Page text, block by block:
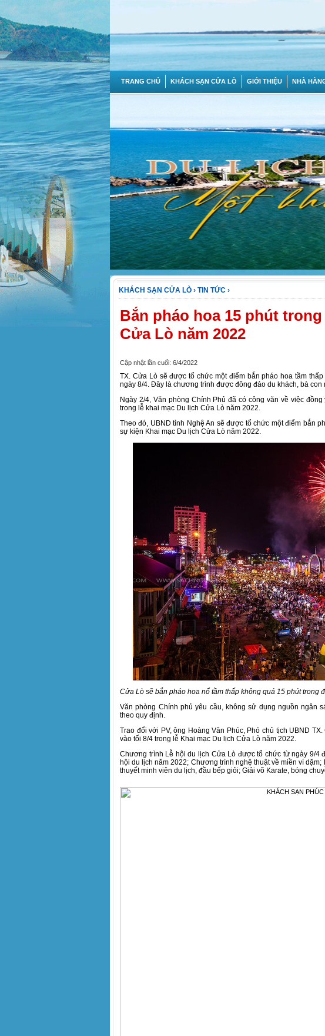
TRANG CHỦ KHÁCH SẠN CỬA LÒ GIỚI THIỆU NHÀ
KHÁCH SẠN CỬA LÒ › TIN TỨC ›
Bắn pháo hoa 15 phút
Cửa Lò năm 2022
Cập nhật lần cuối: 6/4/2022
TX. Cửa Lò sẽ được tổ chức một điểm bắn pháo hoa tầm
ngày 8/4. Đây là chương trình được đông đảo du khách, bà con
Ngày 2/4, Văn phòng Chính Phủ đã có công văn về việc
trong lễ khai mạc Du lịch Cửa Lò năm 2022.
Theo đó, UBND tỉnh Nghệ An sẽ được tổ chức một điểm bắn
sự kiện Khai mạc Du lịch Cửa Lò năm 2022.
Cửa Lò sẽ bắn pháo hoa nổ tầm thấp không quá 15 phút trong
Văn phòng Chính phủ yêu cầu, không sử dụng nguồn ngân
theo quy định.
Trao đổi với PV, ông Hoàng Văn Phúc, Phó chủ tịch UBND
vào tối 8/4 trong lễ Khai mạc Du lịch Cửa Lò năm 2022.
Chương trình Lễ hội du lịch Cửa Lò được tổ chức từ ngày 9/4
hội du lịch năm 2022; Chương trình nghệ thuật về miền ví
thuyết minh viên du lịch, đầu bếp giỏi; Giải võ Karate, bóng